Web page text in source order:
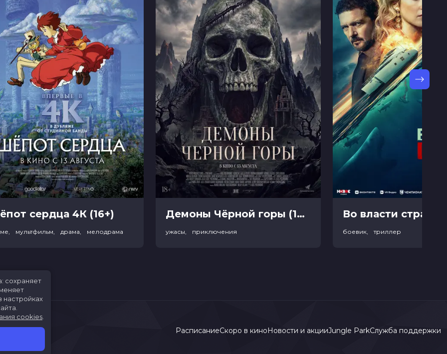
сердца 4К (16+)
мультфильм, драма, мелодрама
Демоны Чёрной горы (18+)
ужасы, приключения
Во власти страха
боевик, триллер
РасписаниеСкоро в киноНовости и акцииJungle ParkСлужба поддержки
сохраняет
настройках
cookies